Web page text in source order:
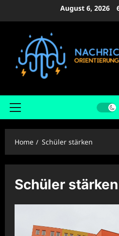
August 6, 2026
Primary
Home Schüler stärken
Schüler stärken